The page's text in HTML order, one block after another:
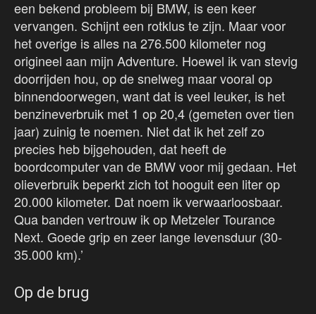
een bekend probleem bij BMW, is een keer
vervangen. Schijnt een rotklus te zijn. Maar voor
het overige is alles na 276.500 kilometer nog
origineel aan mijn Adventure. Hoewel ik van stevig
doorrijden hou, op de snelweg maar vooral op
binnendoorwegen, want dat is veel leuker, is het
benzineverbruik met 1 op 20,4 (gemeten over tien
jaar) zuinig te noemen. Niet dat ik het zelf zo
precies heb bijgehouden, dat heeft de
boordcomputer van de BMW voor mij gedaan. Het
olieverbruik beperkt zich tot hooguit een liter op
20.000 kilometer. Dat noem ik verwaarloosbaar.
Qua banden vertrouw ik op Metzeler Tourance
Next. Goede grip en zeer lange levensduur (30-
35.000 km).’
Op de brug